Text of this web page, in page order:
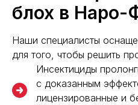
блох в Наро-
Наши специалисты
для того, чтобы решить
Инсектициды
с доказанным
лицензированные и